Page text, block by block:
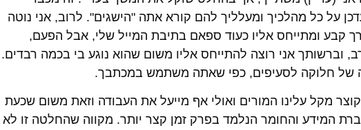
על כל מהלכיך ומעלליך להם קורא אתה "הישגים". לרוב, אני נוטה
ומתייחס אליו כעוד ספאם בתיבת המייל שלי, אבל הפעם,
וברשותך אני רוצה להתייחס אליו משום שהוא נוגע בי בכמה רבדים.
של חלוקה לסעיפים, כפי שאתה משתמש במכתבך.
מקל עלינו המורים ואולי אף מייעל את העבודה וזאת משום שכעת
המידע והחומר הנלמד בפרק זמן קצר יותר. מקווה שהחלטה זו לא